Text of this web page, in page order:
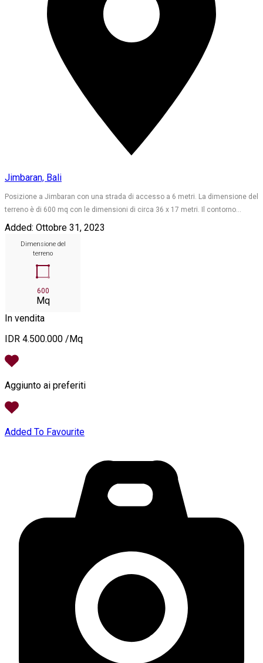
Jimbaran, Bali
Posizione a Jimbaran con una strada di accesso a 6 metri. La dimensione del
terreno è di 600 mq con le dimensioni di circa 36 x 17 metri. Il contorno…
Added: Ottobre 31, 2023
Dimensione del
terreno
600
Mq
In vendita
IDR 4.500.000 /Mq
Aggiunto ai preferiti
Added To Favourite